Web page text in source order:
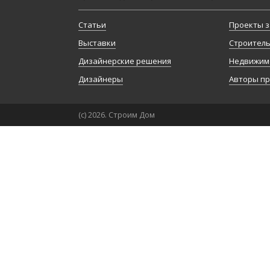
Статьи
Выставки
Дизайнерские решения
Дизайнеры
Проекты
Авторы
(с) 2026. Строим Дом